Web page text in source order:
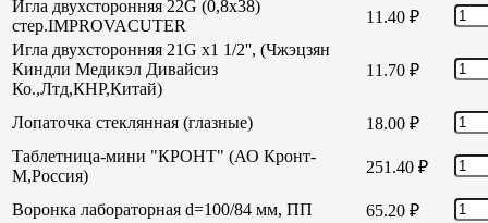
Игла двухсторонняя 22G (0,8х38)
стер.IMPROVACUTER
11.40 ₽
Игла двухсторонняя 21G х1 1/2'', (Чжэцзян
Киндли Медикэл Дивайсиз
Ко.,Лтд,КНР,Китай)
11.70 ₽
Лопаточка стеклянная (глазные) 18.00 ₽
Таблетница-мини "КРОНТ" (АО Кронт-
М,Россия)
251.40 ₽
Воронка лабораторная d=100/84 мм, ПП 65.20 ₽